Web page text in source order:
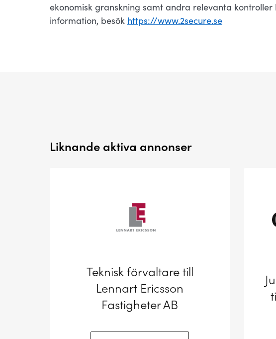
ekonomisk granskning samt andra relevanta
information, besök https://www.2secure.se
Liknande aktiva annonser
Teknisk förvaltare till
Lennart Ericsson
Fastigheter AB